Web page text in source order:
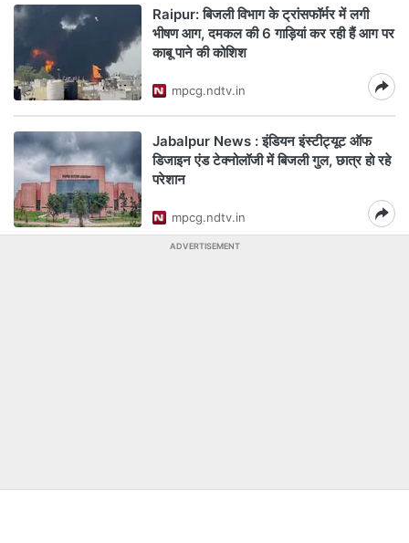
Raipur: बिजली विभाग के ट्रांसफॉर्मर में लगी
भीषण आग, दमकल की 6 गाड़ियां कर रही हैं आग पर
काबू पाने की कोशिश
mpcg.ndtv.in
Jabalpur News : इंडियन इंस्टीट्यूट ऑफ
डिजाइन एंड टेक्नोलॉजी में बिजली गुल, छात्र हो रहे
परेशान
mpcg.ndtv.in
ADVERTISEMENT